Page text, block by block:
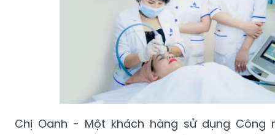
Chị Oanh - Một khách hàng sử dụng Công